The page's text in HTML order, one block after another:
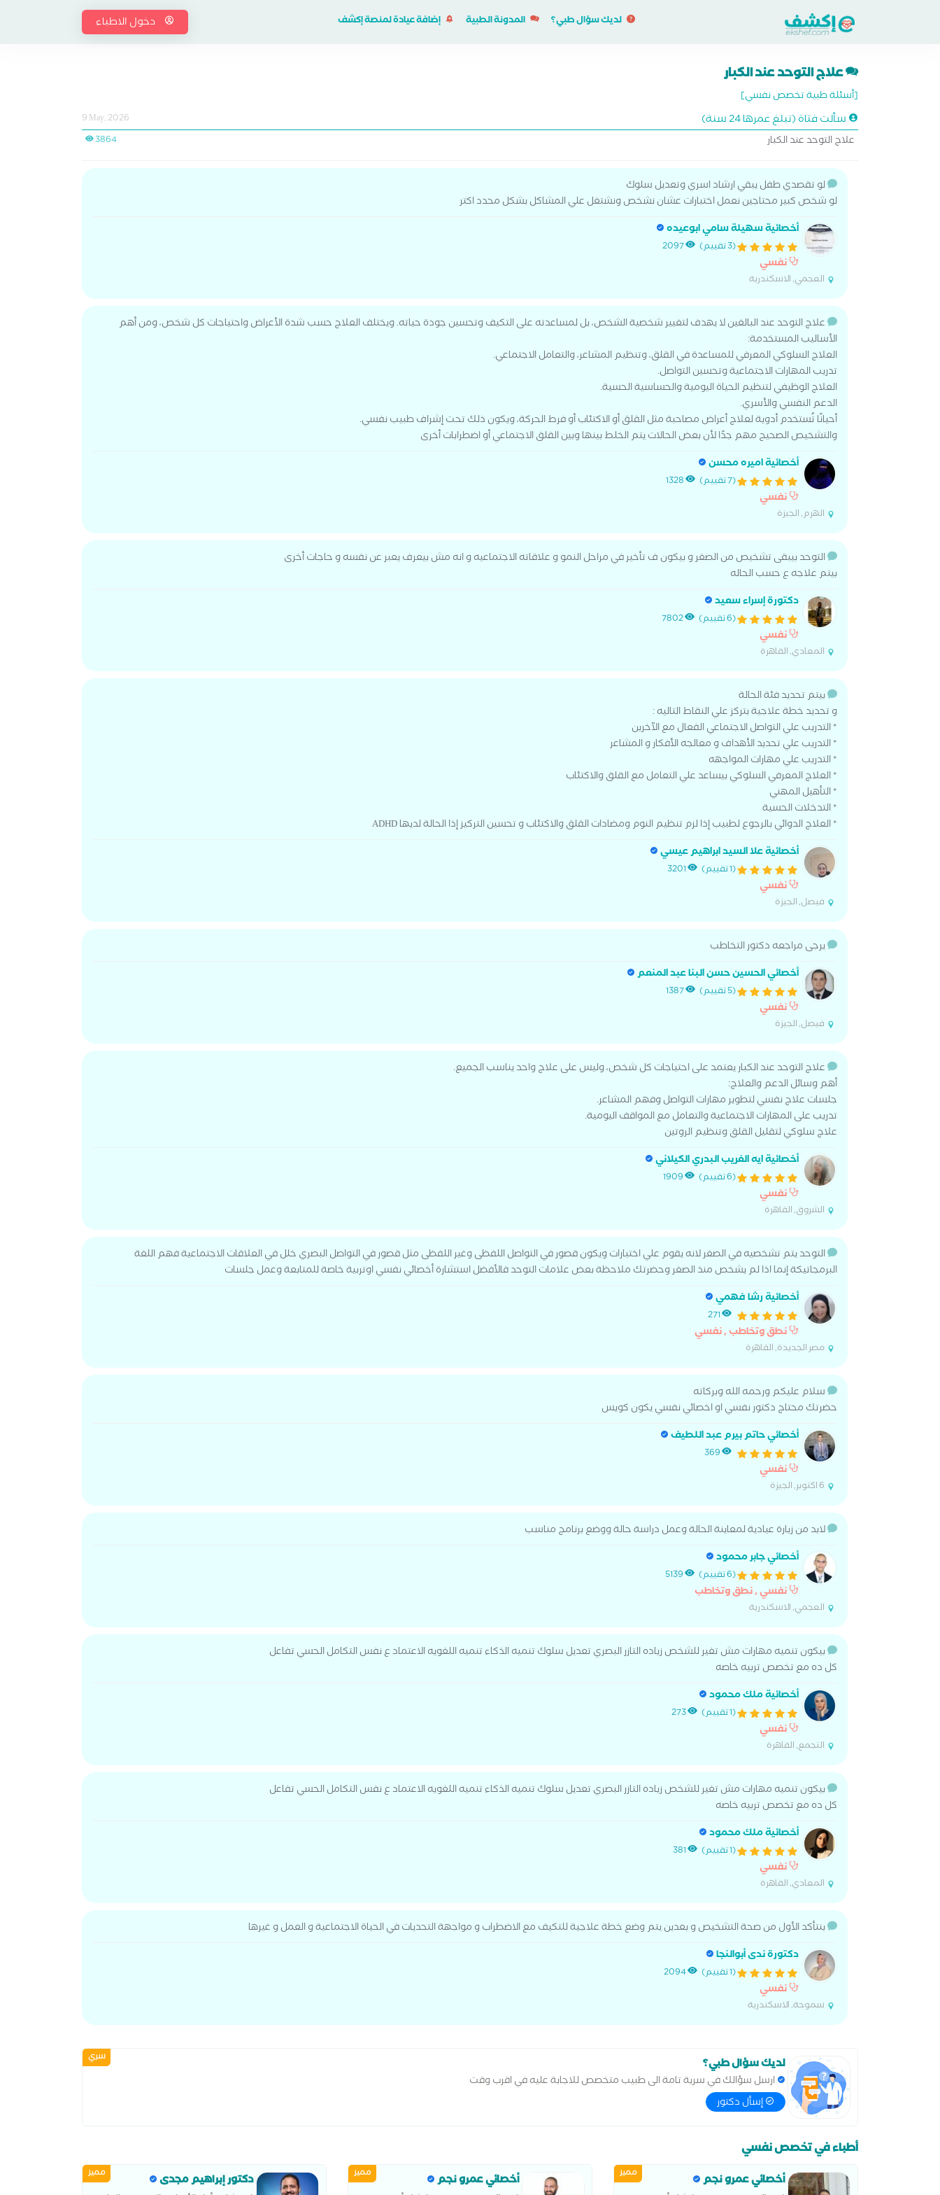
لديك سؤال طبي؟ المدونة الطبية إضافة عيادة لمنصة إكشف دخول الاطباء
علاج التوحد عند الكبار
[أسئلة طبية تخصص نفسي]
سألت فتاة (تبلغ عمرها 24 سنة)
9 May, 2026
3864
علاج التوحد عند الكبار
لو تقصدي طفل يبقي ارشاد اسري وتعديل سلوك
لو شخص كبير محتاجين نعمل اختبارات عشان نشخص ونشتغل علي المشاكل بشكل محدد اكتر
أخصائية سهيلة سامي ابوعيده
(3 تقييم) 2097
نفسي
العجمي, الاسكندرية
علاج التوحد عند البالغين لا يهدف لتغيير شخصية الشخص، بل لمساعدته على التكيف وتحسين جودة حياته. ويختلف العلاج حسب شدة الأعراض واحتياجات كل شخص، ومن أهم
الأساليب المستخدمة:
العلاج السلوكي المعرفي للمساعدة في القلق، وتنظيم المشاعر، والتعامل الاجتماعي.
تدريب المهارات الاجتماعية وتحسين التواصل.
العلاج الوظيفي لتنظيم الحياة اليومية والحساسية الحسية.
الدعم النفسي والأسري.
أحيانًا تُستخدم أدوية لعلاج أعراض مصاحبة مثل القلق أو الاكتئاب أو فرط الحركة، ويكون ذلك تحت إشراف طبيب نفسي.
والتشخيص الصحيح مهم جدًا لأن بعض الحالات يتم الخلط بينها وبين القلق الاجتماعي أو اضطرابات أخرى
أخصائية اميره محسن
(7 تقييم) 1328
نفسي
الهرم, الجيزة
التوحد بيبقى تشخيص من الصغر و بيكون ف تأخير في مراحل النمو و علاقاته الاجتماعيه و انه مش بيعرف يعبر عن نفسه و حاجات أخرى
بيتم علاجه ع حسب الحاله
دكتورة إسراء سعيد
(6 تقييم) 7802
نفسي
المعادي, القاهرة
بيتم تحديد فئة الحالة
و تحديد خطة علاجية بتركز علي النقاط التاليه :
* التدريب علي التواصل الاجتماعي الفعال مع الآخرين
* التدريب علي تحديد الأهداف و معالجه الأفكار و المشاعر
* التدريب علي مهارات المواجهه
* العلاج المعرفي السلوكي بيساعد علي التعامل مع القلق والاكتئاب
* التأهيل المهني
* التدخلات الحسية
* العلاج الدوائي بالرجوع لطبيب إذا لزم تنظيم النوم ومضادات القلق والاكتئاب و تحسين التركيز إذا الحالة لديها ADHD
أخصائية علا السيد ابراهيم عيسي
(1 تقييم) 3201
نفسي
فيصل, الجيزة
يرجى مراجعه دكتور التخاطب
أخصائي الحسين حسن البنا عبد المنعم
(5 تقييم) 1387
نفسي
فيصل, الجيزة
علاج التوحد عند الكبار يعتمد على احتياجات كل شخص، وليس على علاج واحد يناسب الجميع.
أهم وسائل الدعم والعلاج:
جلسات علاج نفسي لتطوير مهارات التواصل وفهم المشاعر.
تدريب على المهارات الاجتماعية والتعامل مع المواقف اليومية.
علاج سلوكي لتقليل القلق وتنظيم الروتين
أخصائية ايه الغريب البدري الكيلاني
(6 تقييم) 1909
نفسي
الشروق, القاهرة
التوحد يتم تشخصيه في الصغر لانه يقوم علي اختبارات ويكون قصور في التواصل اللفظى وغير اللفظى مثل قصور في التواصل البصري خلل في العلاقات الاجتماعية فهم اللغة
البرمجاتيكة إنما اذا لم يشخص منذ الصغر وحضرتك ملاحظة بعض علامات التوحد فالأفضل استشارة أخصائي نفسي اوتربية خاصة للمتابعة وعمل جلسات
أخصائية رشا فهمي
271
نطق وتخاطب , نفسي
مصر الجديدة, القاهرة
سلام عليكم ورحمه الله وبركاته
حضرتك محتاج دكتور نفسي او اخصائي نفسي يكون كويس
أخصائي حاتم بيرم عبد اللطيف
369
نفسي
6 اكتوبر, الجيزة
لابد من زيارة عيادية لمعاينة الحالة وعمل دراسة حالة ووضع برنامج مناسب
أخصائي جابر محمود
(6 تقييم) 5139
نفسي , نطق وتخاطب
العجمي, الاسكندرية
بيكون تنميه مهارات مش تغير للشخص زياده التازر البصري تعديل سلوك تنميه الذكاء تنميه اللغويه الاعتماد ع نفس التكامل الحسي تفاعل
كل ده مع تخصص تربيه خاصه
أخصائية ملك محمود
(1 تقييم) 273
نفسي
التجمع, القاهرة
بيكون تنميه مهارات مش تغير للشخص زياده التازر البصري تعديل سلوك تنميه الذكاء تنميه اللغويه الاعتماد ع نفس التكامل الحسي تفاعل
كل ده مع تخصص تربيه خاصه
أخصائية ملك محمود
(1 تقييم) 381
نفسي
المعادي, القاهرة
بنتأكد الأول من صحة التشخيص و بعدين يتم وضع خطة علاجية للتكيف مع الاضطراب و مواجهة التحديات في الحياة الاجتماعية و العمل و غيرها
دكتورة ندى أبوالنجا
(1 تقييم) 2094
نفسي
سموحة, الاسكندرية
سري لديك سؤال طبي؟
ارسل سؤالك في سرية تامة الى طبيب متخصص للاجابة عليه في اقرب وقت
إسأل دكتور
أطباء في تخصص نفسي
مميز أخصائي عمرو نجم مميز أخصائي عمرو نجم مميز دكتور إبراهيم مجدى